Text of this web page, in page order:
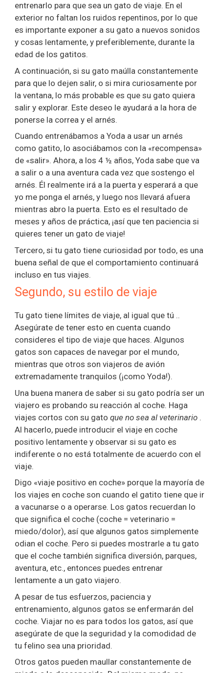
entrenarlo para que sea un gato de viaje. En el
exterior no faltan los ruidos repentinos, por lo que
es importante exponer a su gato a nuevos sonidos
y cosas lentamente, y preferiblemente, durante la
edad de los gatitos.
A continuación, si su gato maúlla constantemente
para que lo dejen salir, o si mira curiosamente por
la ventana, lo más probable es que su gato quiera
salir y explorar. Este deseo le ayudará a la hora de
ponerse la correa y el arnés.
Cuando entrenábamos a Yoda a usar un arnés
como gatito, lo asociábamos con la «recompensa»
de «salir». Ahora, a los 4 ½ años, Yoda sabe que va
a salir o a una aventura cada vez que sostengo el
arnés. Él realmente irá a la puerta y esperará a que
yo me ponga el arnés, y luego nos llevará afuera
mientras abro la puerta. Esto es el resultado de
meses y años de práctica, ¡así que ten paciencia si
quieres tener un gato de viaje!
Tercero, si tu gato tiene curiosidad por todo, es una
buena señal de que el comportamiento continuará
incluso en tus viajes.
Segundo, su estilo de viaje
Tu gato tiene límites de viaje, al igual que tú ..
Asegúrate de tener esto en cuenta cuando
consideres el tipo de viaje que haces. Algunos
gatos son capaces de navegar por el mundo,
mientras que otros son viajeros de avión
extremadamente tranquilos (¡como Yoda!).
Una buena manera de saber si su gato podría ser un
viajero es probando su reacción al coche. Haga
viajes cortos con su gato que no sea al veterinario .
Al hacerlo, puede introducir el viaje en coche
positivo lentamente y observar si su gato es
indiferente o no está totalmente de acuerdo con el
viaje.
Digo «viaje positivo en coche» porque la mayoría de
los viajes en coche son cuando el gatito tiene que ir
a vacunarse o a operarse. Los gatos recuerdan lo
que significa el coche (coche = veterinario =
miedo/dolor), así que algunos gatos simplemente
odian el coche. Pero si puedes mostrarle a tu gato
que el coche también significa diversión, parques,
aventura, etc., entonces puedes entrenar
lentamente a un gato viajero.
A pesar de tus esfuerzos, paciencia y
entrenamiento, algunos gatos se enfermarán del
coche. Viajar no es para todos los gatos, así que
asegúrate de que la seguridad y la comodidad de
tu felino sea una prioridad.
Otros gatos pueden maullar constantemente de